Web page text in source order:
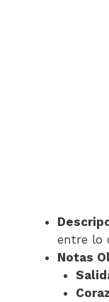
entre lo
Notas